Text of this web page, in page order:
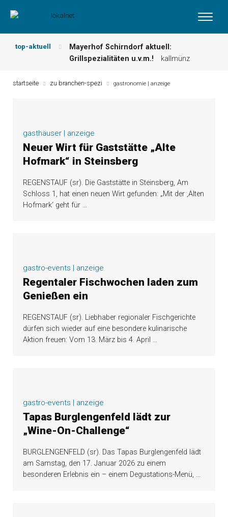
top-aktuell
Mayerhof Schirndorf aktuell:
Grillspezialitäten u.v.m.!
kallmünz
und mehr …
burglengenfeld
Maxhütter Fischladen: Unser aktuelles
Nutzen Sie aktuelle Angebote Ihrer
Region!
angebote vor ort | anzeige
Wochenangebot!
maxhütte-haidhof
startseite zu branchen-spezi gastronomie | anzeige
gasthäuser | anzeige
Neuer Wirt für Gaststätte „Alte
Hofmark“ in Steinsberg
REGENSTAUF (sr). Die Gaststätte in Steinsberg, Am
Schloss 1, hat einen neuen Wirt gefunden: „Mit der ‚Alten
Hofmark‘ geht für …
gastro-events | anzeige
Regentaler Fischwochen laden zum
Genießen ein
REGENSTAUF (sr). Liebhaber regionaler Fischgerichte
dürfen sich wieder auf eine besondere kulinarische
Aktion freuen: Vom 13. März bis 4. April …
gastro-events | anzeige
Tapas Burglengenfeld lädt zur
„Wine-On-Challenge“
BURGLENGENFELD (sr). Das Tapas Burglengenfeld lädt
am Samstag, den 17. Januar 2026 zu einem
besonderen Erlebnis ein – einem Degustations-Menü, …